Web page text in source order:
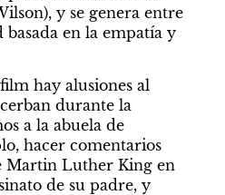
y se genera entre
basada en la empatía y
hay alusiones al
durante la
a la abuela de
hacer comentarios
Martin Luther King en
de su padre, y